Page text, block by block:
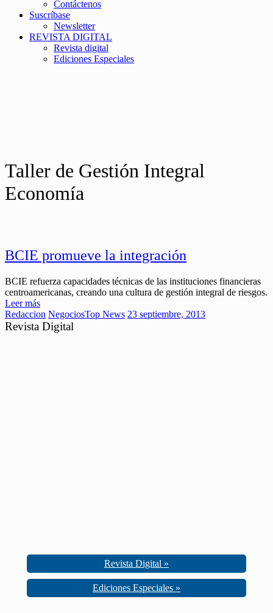
Contáctenos
Suscríbase
Newsletter
REVISTA DIGITAL
Revista digital
Ediciones Especiales
Taller de Gestión Integral
Economía
BCIE promueve la integración
BCIE refuerza capacidades técnicas de las instituciones financieras
centroamericanas, creando una cultura de gestión integral de riesgos.
Leer más
Redaccion NegociosTop News 23 septiembre, 2013
Revista Digital
Revista Digital »
Ediciones Especiales »